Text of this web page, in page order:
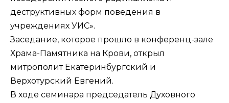
деструктивных форм поведения в
учреждениях УИС».
Заседание, которое прошло в конференц-зале
Храма-Памятника на Крови, открыл
митрополит Екатеринбургский и
Верхотурский Евгений.
В ходе семинара председатель Духовного